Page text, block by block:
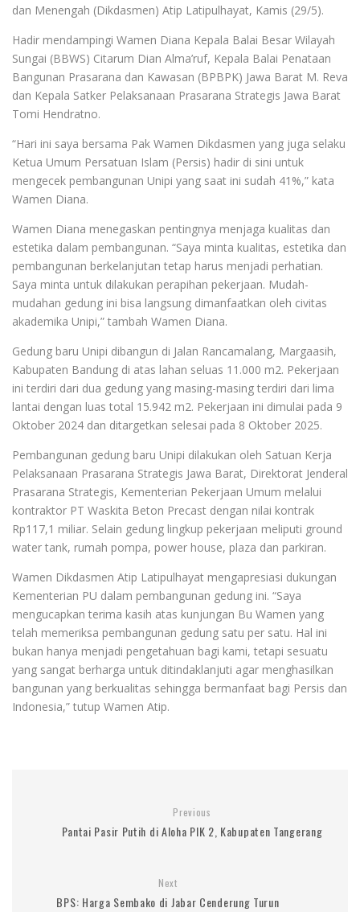
dan Menengah (Dikdasmen) Atip Latipulhayat, Kamis (29/5).
Hadir mendampingi Wamen Diana Kepala Balai Besar Wilayah
Sungai (BBWS) Citarum Dian Alma’ruf, Kepala Balai Penataan
Bangunan Prasarana dan Kawasan (BPBPK) Jawa Barat M. Reva
dan Kepala Satker Pelaksanaan Prasarana Strategis Jawa Barat
Tomi Hendratno.
“Hari ini saya bersama Pak Wamen Dikdasmen yang juga selaku
Ketua Umum Persatuan Islam (Persis) hadir di sini untuk
mengecek pembangunan Unipi yang saat ini sudah 41%,” kata
Wamen Diana.
Wamen Diana menegaskan pentingnya menjaga kualitas dan
estetika dalam pembangunan. “Saya minta kualitas, estetika dan
pembangunan berkelanjutan tetap harus menjadi perhatian.
Saya minta untuk dilakukan perapihan pekerjaan. Mudah-
mudahan gedung ini bisa langsung dimanfaatkan oleh civitas
akademika Unipi,” tambah Wamen Diana.
Gedung baru Unipi dibangun di Jalan Rancamalang, Margaasih,
Kabupaten Bandung di atas lahan seluas 11.000 m2. Pekerjaan
ini terdiri dari dua gedung yang masing-masing terdiri dari lima
lantai dengan luas total 15.942 m2. Pekerjaan ini dimulai pada 9
Oktober 2024 dan ditargetkan selesai pada 8 Oktober 2025.
Pembangunan gedung baru Unipi dilakukan oleh Satuan Kerja
Pelaksanaan Prasarana Strategis Jawa Barat, Direktorat Jenderal
Prasarana Strategis, Kementerian Pekerjaan Umum melalui
kontraktor PT Waskita Beton Precast dengan nilai kontrak
Rp117,1 miliar. Selain gedung lingkup pekerjaan meliputi ground
water tank, rumah pompa, power house, plaza dan parkiran.
Wamen Dikdasmen Atip Latipulhayat mengapresiasi dukungan
Kementerian PU dalam pembangunan gedung ini. “Saya
mengucapkan terima kasih atas kunjungan Bu Wamen yang
telah memeriksa pembangunan gedung satu per satu. Hal ini
bukan hanya menjadi pengetahuan bagi kami, tetapi sesuatu
yang sangat berharga untuk ditindaklanjuti agar menghasilkan
bangunan yang berkualitas sehingga bermanfaat bagi Persis dan
Indonesia,” tutup Wamen Atip.
Previous
Pantai Pasir Putih di Aloha PIK 2, Kabupaten Tangerang
Next
BPS: Harga Sembako di Jabar Cenderung Turun